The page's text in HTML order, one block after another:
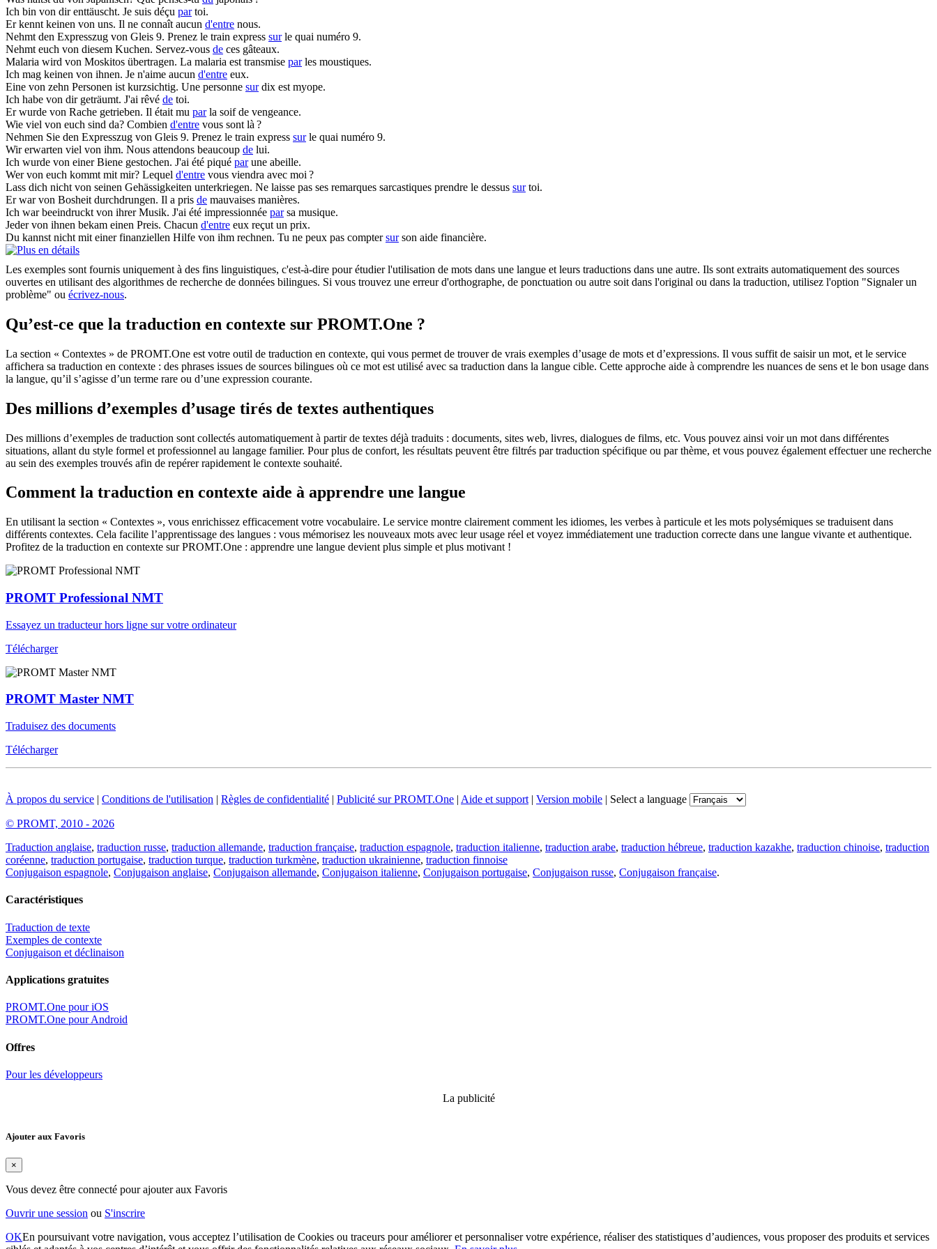
Ich bin von dir enttäuscht. Je suis déçu partoi.
Er kennt keinen von uns. Il ne connaît aucun d'entre nous.
Nehmt den Expresszug von Gleis 9. Prenez le train express surle quai numéro 9.
Nehmt euch von diesem Kuchen. Servez-vous de ces gâteaux.
Malaria wird von Moskitos übertragen. La malaria est transmise parles moustiques.
Ich mag keinen von ihnen. Je n'aime aucun d'entre eux.
Eine von zehn Personen ist kurzsichtig. Une personne surdix est myope.
Ich habe von dir geträumt. J'ai rêvé de toi.
Er wurde von Rache getrieben. Il était mu parla soif de vengeance.
Wie viel von euch sind da? Combien d'entre vous sont là ?
Nehmen Sie den Expresszug von Gleis 9. Prenez le train express surle quai numéro 9.
Wir erwarten viel von ihm. Nous attendons beaucoup de lui.
Ich wurde von einer Biene gestochen. J'ai été piqué parune abeille.
Wervon euch kommt mit mir? Lequel d'entre vous viendra avec moi ?
Lass dich nicht von seinen Gehässigkeiten unterkriegen. Ne laisse pas ses remarques sarcastiques prendre le dessus surtoi.
Er warvon Bosheit durchdrungen. Il a pris de mauvaises manières.
Ich war beeindruckt von ihrer Musik. J'ai été impressionnée parsa musique.
Jedervon ihnen bekam einen Preis. Chacun d'entre eux reçut un prix.
Du kannst nicht mit einer finanziellen Hilfe von ihm rechnen. Tu ne peux pas comptersurson aide financière.
Les exemples sont fournis uniquement à des fins linguistiques, c'est-à-dire pour étudier l'utilisation de mots dans une langue et leurs traductions dans une autre. Ils sont extraits automatiquement des sources
ouvertes en utilisant des algorithmes de recherche de données bilingues. Si vous trouvez une erreur d'orthographe, de ponctuation ou autre soit dans l'original ou dans la traduction, utilisez l'option "Signaler un
problème" ou écrivez-nous.
Qu’est-ce que la traduction en contexte sur PROMT.One ?
La section « Contextes » de PROMT.One est votre outil de traduction en contexte, qui vous permet de trouver de vrais exemples d’usage de mots et d’expressions. Il vous suffit de saisir un mot, et le service
affichera sa traduction en contexte : des phrases issues de sources bilingues où ce mot est utilisé avec sa traduction dans la langue cible. Cette approche aide à comprendre les nuances de sens et le bon usage dans
la langue, qu’il s’agisse d’un terme rare ou d’une expression courante.
Des millions d’exemples d’usage tirés de textes authentiques
Des millions d’exemples de traduction sont collectés automatiquement à partir de textes déjà traduits : documents, sites web, livres, dialogues de films, etc. Vous pouvez ainsi voir un mot dans différentes
situations, allant du style formel et professionnel au langage familier. Pour plus de confort, les résultats peuvent être filtrés par traduction spécifique ou par thème, et vous pouvez également effectuer une recherche
au sein des exemples trouvés afin de repérer rapidement le contexte souhaité.
Comment la traduction en contexte aide à apprendre une langue
En utilisant la section « Contextes », vous enrichissez efficacement votre vocabulaire. Le service montre clairement comment les idiomes, les verbes à particule et les mots polysémiques se traduisent dans
différents contextes. Cela facilite l’apprentissage des langues : vous mémorisez les nouveaux mots avec leur usage réel et voyez immédiatement une traduction correcte dans une langue vivante et authentique.
Profitez de la traduction en contexte sur PROMT.One : apprendre une langue devient plus simple et plus motivant !
PROMT Professional NMT
Essayez un traducteur hors ligne sur votre ordinateur
Télécharger
PROMT Master NMT
Traduisez des documents
Télécharger
À propos du service | Conditions de l'utilisation | Règles de confidentialité | Publicité sur PROMT.One | Aide et support | Version mobile | Select a language
© PROMT, 2010 - 2026
Traduction anglaise, traduction russe, traduction allemande, traduction française, traduction espagnole, traduction italienne, traduction arabe, traduction hébreue, traduction kazakhe, traduction chinoise, traduction
coréenne, traduction portugaise, traduction turque, traduction turkmène, traduction ukrainienne, traduction finnoise
Conjugaison espagnole, Conjugaison anglaise, Conjugaison allemande, Conjugaison italienne, Conjugaison portugaise, Conjugaison russe, Conjugaison française.
Caractéristiques
Traduction de texte
Exemples de contexte
Conjugaison et déclinaison
Applications gratuites
PROMT.One pour iOS
PROMT.One pour Android
Offres
Pour les développeurs
La publicité
Ajouter aux Favoris
×
Vous devez être connecté pour ajouter aux Favoris
Ouvrir une session ou S'inscrire
OKEn poursuivant votre navigation, vous acceptez l’utilisation de Cookies ou traceurs pour améliorer et personnaliser votre expérience, réaliser des statistiques d’audiences, vous proposer des produits et services